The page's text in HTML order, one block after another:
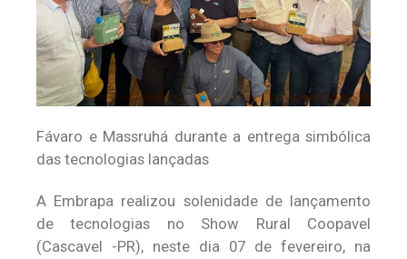
Fávaro e Massruhá durante a entrega simbólica
das tecnologias lançadas
A Embrapa realizou solenidade de lançamento
de tecnologias no Show Rural Coopavel
(Cascavel -PR), neste dia 07 de fevereiro, na